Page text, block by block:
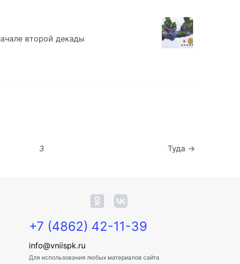
второй декады
3 Туда →
+7 (4862) 42-11-39
info@vniispk.ru
Для использования любых материалов сайта